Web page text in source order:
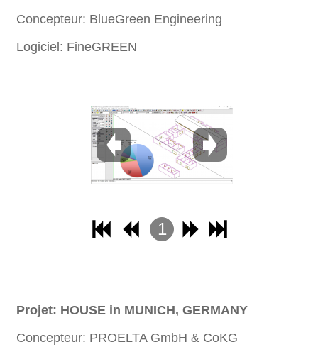
Concepteur: BlueGreen Engineering
Logiciel: FineGREEN
1
Projet: HOUSE in MUNICH, GERMANY
Concepteur: PROELTA GmbH & CoKG